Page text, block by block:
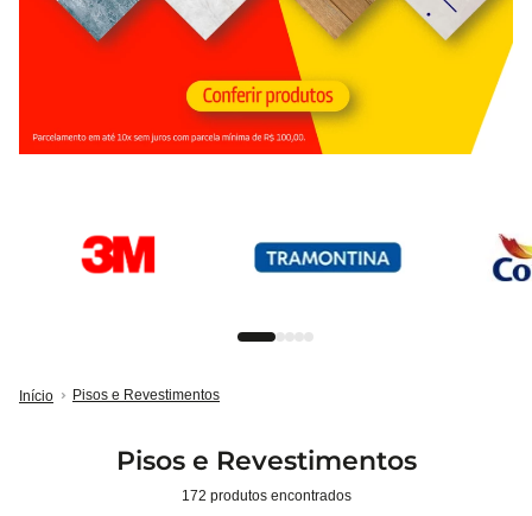
Pisos e Revestimentos
Pisos e Revestimentos
172 produtos